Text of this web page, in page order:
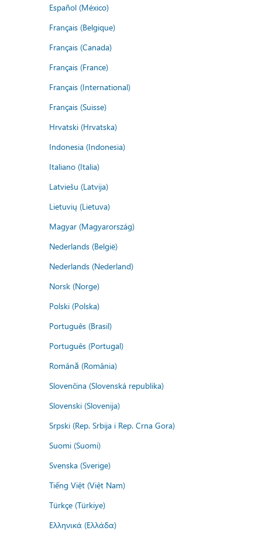
Español (México)
Français (Belgique)
Français (Canada)
Français (France)
Français (International)
Français (Suisse)
Hrvatski (Hrvatska)
Indonesia (Indonesia)
Italiano (Italia)
Latviešu (Latvija)
Lietuvių (Lietuva)
Magyar (Magyarország)
Nederlands (België)
Nederlands (Nederland)
Norsk (Norge)
Polski (Polska)
Português (Brasil)
Português (Portugal)
Română (România)
Slovenčina (Slovenská republika)
Slovenski (Slovenija)
Srpski (Rep. Srbija i Rep. Crna Gora)
Suomi (Suomi)
Svenska (Sverige)
Tiếng Việt (Việt Nam)
Türkçe (Türkiye)
Ελληνικά (Ελλάδα)